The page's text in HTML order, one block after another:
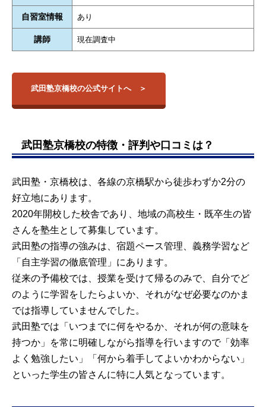
自習室情報 あり
講師 現在調査中
武田塾京橋校の公式サイトへ
武田塾京橋校の特徴・評判や口コミは？
武田塾・京橋校は、各線の京橋駅から徒歩わずか2分の
好立地にあります。
2020年開校した校舎であり、地域の高校生・既卒生の皆
さんを塾生として募集しています。
武田塾の指導の強みは、宿題ペース管理、義務学習など
「自主学習の徹底管理」にあります。
従来の予備校では、授業を受けて帰るのみで、自分でど
のように学習をしたらよいか、それがなぜ必要なのかま
では指導していませんでした。
武田塾では「いつまでに何をやるか、それが何の意味を
持つか」を常に明確しながら指導を行いますので「効率
よく勉強したい」「何から着手してよいかわからない」
といった学生の皆さんに特に人気となっています。